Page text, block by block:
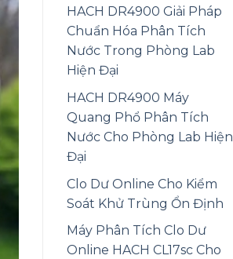
HACH DR4900 Giải Pháp
Chuẩn Hóa Phân Tích
Nước Trong Phòng Lab
Hiện Đại
HACH DR4900 Máy
Quang Phổ Phân Tích
Nước Cho Phòng Lab Hiện
Đại
Clo Dư Online Cho Kiểm
Soát Khử Trùng Ổn Định
Máy Phân Tích Clo Dư
Online HACH CL17sc Cho